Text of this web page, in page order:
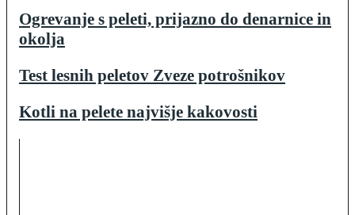
Ogrevanje s peleti, prijazno do denarnice in
okolja
Test lesnih peletov Zveze potrošnikov
Kotli na pelete najvišje kakovosti